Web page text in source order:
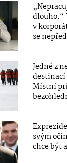
dlouho.“
v
se
Jedné z
destinací
Místní
svým
chce být